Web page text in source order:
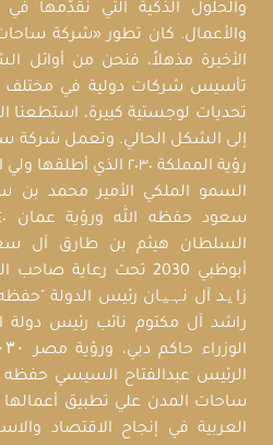
والحلول الذكية التي نقدّمها في
والأعمال. كان تطور «شركة
الأخيرة مذهلاً، فنحن من أوائل
تأسيس شركات دولية في مختلف
تحديات لوجستية كبيرة، استطعنا
إلى الشكل الحالي. وتعمل شركة
رؤية المملكة ٢٠٣٠
السمو الملكي الأمير محمد بن
السلطان هيثم بن طارق آل
أبوظبي 2030 تحت رعاية
زاید آل نہیان رئيس الدولة
راشد آل مكتوم نائب رئيس دولة
الرئيس عبدالفتاح السيسي
ساحات المدن علي تطبيق
العربية في إنجاح الاقتصاد